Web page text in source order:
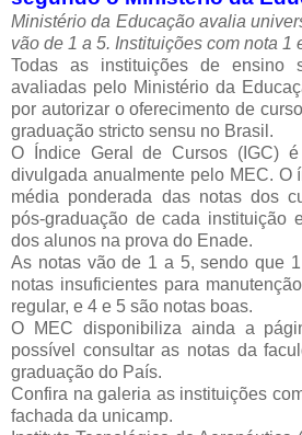
Ministério da Educação avalia
vão de 1 a 5. Instituições com nota 1
Todas as instituições de ensino
avaliadas pelo Ministério da
por autorizar o oferecimento de
graduação stricto sensu no Brasil.
O Índice Geral de Cursos (IGC)
divulgada anualmente pelo MEC. O
média ponderada das notas dos
pós-graduação de cada instituição
dos alunos na prova do Enade.
As notas vão de 1 a 5, sendo que
notas insuficientes para
regular, e 4 e 5 são notas boas.
O MEC disponibiliza ainda a
possível consultar as notas da
graduação do País.
Confira na galeria as instituições
fachada da unicamp.